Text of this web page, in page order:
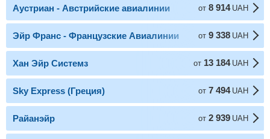
Аустриан - Австрийские авиалинии от 8 914 UAH
Эйр Франс - Французские Авиалинии от 9 338 UAH
Хан Эйр Системз от 13 184 UAH
Sky Express (Греция) от 7 494 UAH
Райанэйр от 2 939 UAH